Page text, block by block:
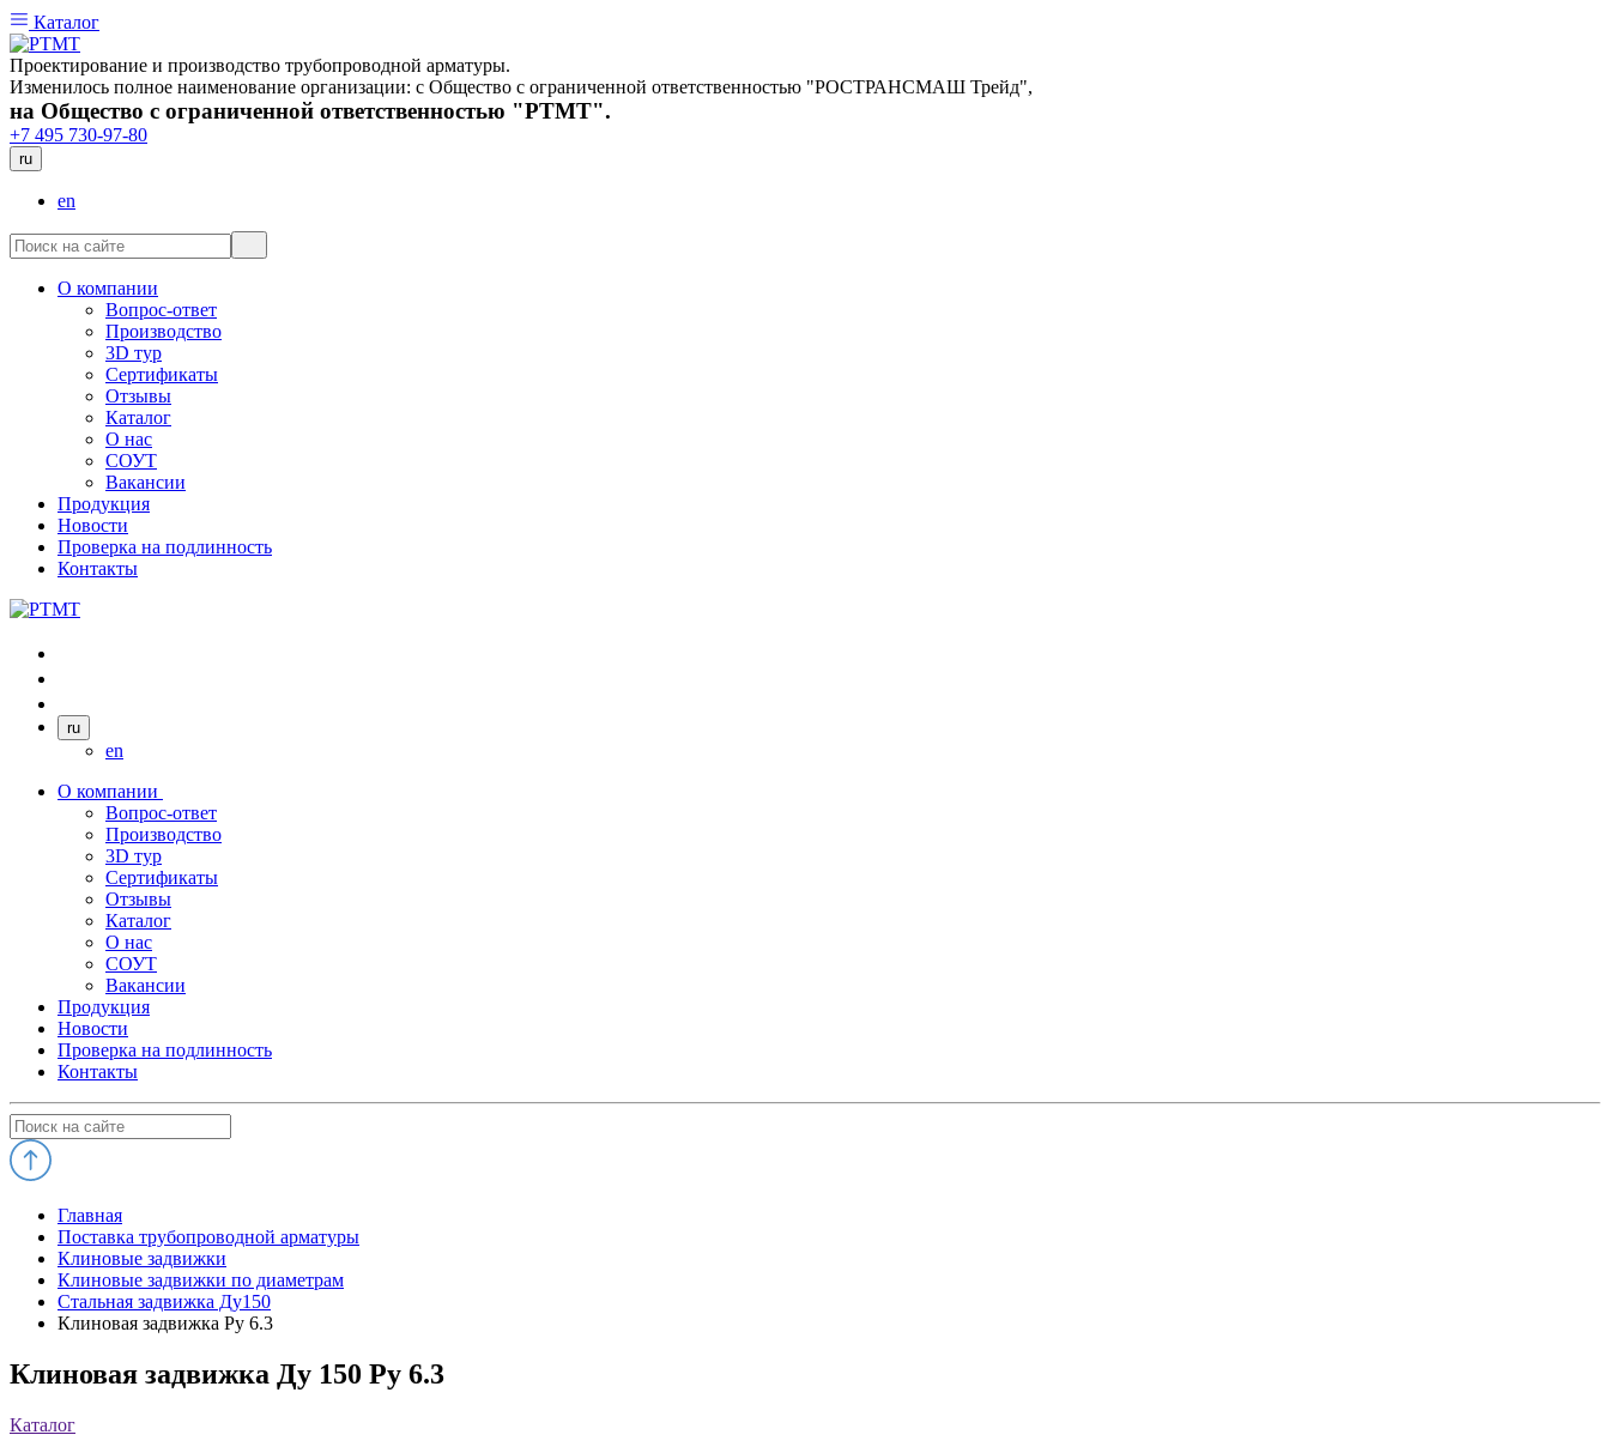
Каталог
Проектирование и производство трубопроводной арматуры.
Изменилось полное наименование организации: с Общество с ограниченной ответственностью "РОСТРАНСМАШ Трейд",
на Общество с ограниченной ответственностью "РТМТ".
+7 495 730-97-80
ru
en
О компании
Вопрос-ответ
Производство
3D тур
Сертификаты
Отзывы
Каталог
О нас
СОУТ
Вакансии
Продукция
Новости
Проверка на подлинность
Контакты
ru
en
О компании
Вопрос-ответ
Производство
3D тур
Сертификаты
Отзывы
Каталог
О нас
СОУТ
Вакансии
Продукция
Новости
Проверка на подлинность
Контакты
Главная
Поставка трубопроводной арматуры
Клиновые задвижки
Клиновые задвижки по диаметрам
Стальная задвижка Ду150
Клиновая задвижка Ру 6.3
Клиновая задвижка Ду 150 Ру 6.3
Каталог